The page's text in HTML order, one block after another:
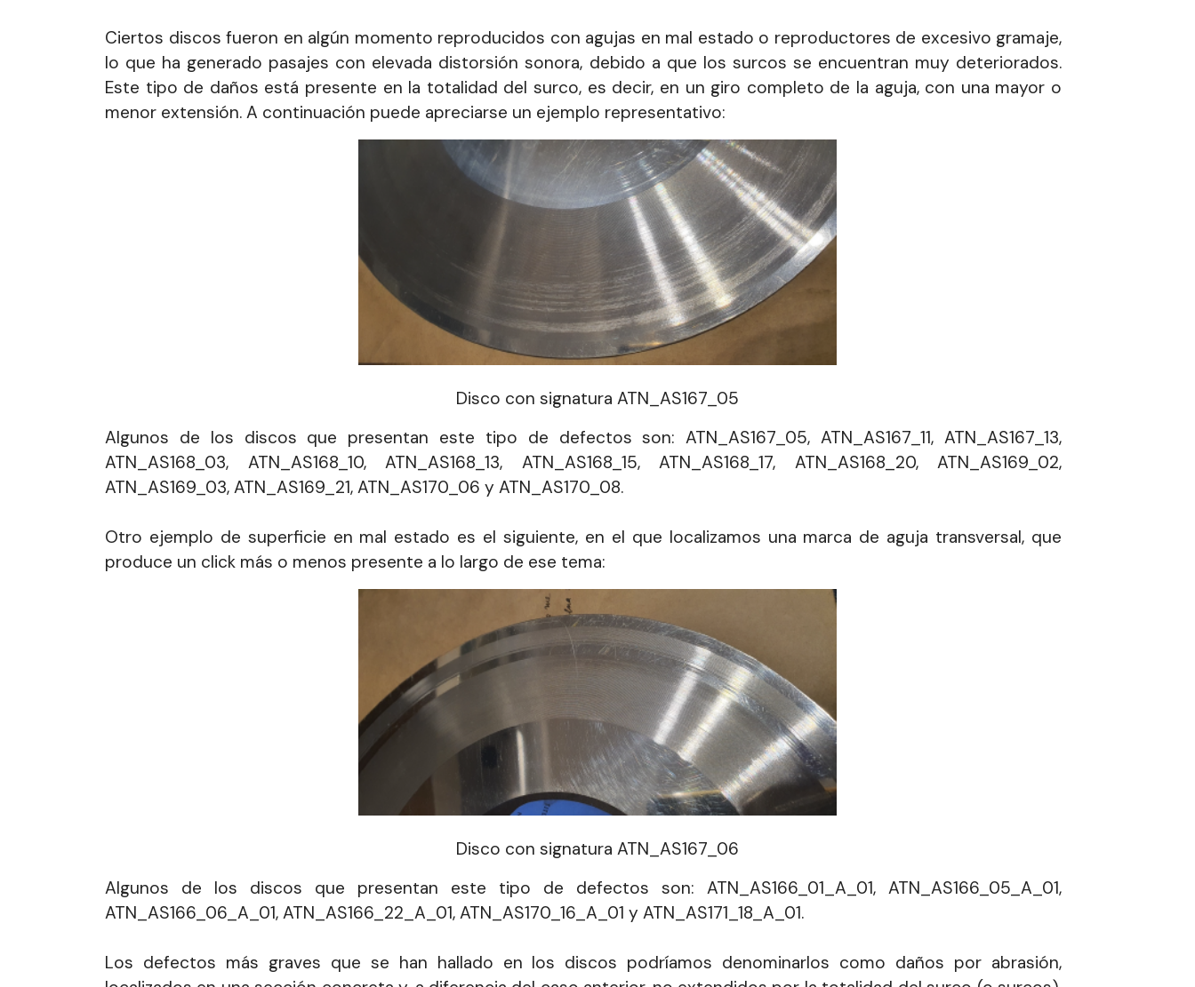
Ciertos discos fueron en algún momento reproducidos con agujas en mal estado o reproductores de excesivo gramaje,
lo que ha generado pasajes con elevada distorsión sonora, debido a que los surcos se encuentran muy deteriorados.
Este tipo de daños está presente en la totalidad del surco, es decir, en un giro completo de la aguja, con una mayor o
menor extensión. A continuación puede apreciarse un ejemplo representativo:
Disco con signatura ATN_AS167_05
Algunos de los discos que presentan este tipo de defectos son: ATN_AS167_05, ATN_AS167_11, ATN_AS167_13,
ATN_AS168_03, ATN_AS168_10, ATN_AS168_13, ATN_AS168_15, ATN_AS168_17, ATN_AS168_20, ATN_AS169_02,
ATN_AS169_03, ATN_AS169_21, ATN_AS170_06 y ATN_AS170_08.
Otro ejemplo de superficie en mal estado es el siguiente, en el que localizamos una marca de aguja transversal, que
produce un click más o menos presente a lo largo de ese tema:
Disco con signatura ATN_AS167_06
Algunos de los discos que presentan este tipo de defectos son: ATN_AS166_01_A_01, ATN_AS166_05_A_01,
ATN_AS166_06_A_01, ATN_AS166_22_A_01, ATN_AS170_16_A_01 y ATN_AS171_18_A_01.
Los defectos más graves que se han hallado en los discos podríamos denominarlos como daños por abrasión,